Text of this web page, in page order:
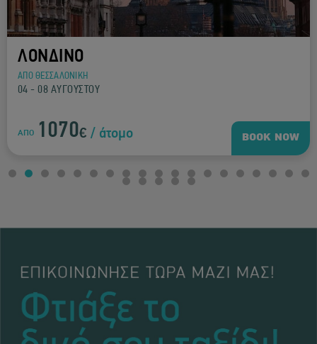
BOOK NOW
ΛΟΝΔΙΝΟ
ΑΠΟ ΘΕΣΣΑΛΟΝΙΚΗ
04 - 08 ΑΥΓΟΥΣΤΟΥ
ΑΠΟ 1070€ / άτομο